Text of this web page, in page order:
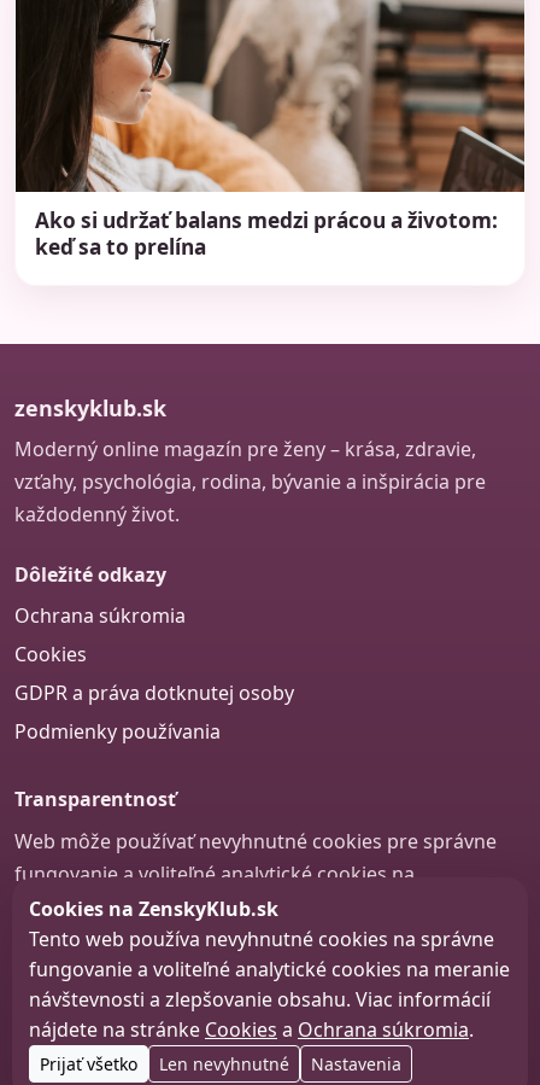
Ako si udržať balans medzi prácou a životom:
keď sa to prelína
zenskyklub.sk
Moderný online magazín pre ženy – krása, zdravie,
vzťahy, psychológia, rodina, bývanie a inšpirácia pre
každodenný život.
Dôležité odkazy
Ochrana súkromia
Cookies
GDPR a práva dotknutej osoby
Podmienky používania
Transparentnosť
Web môže používať nevyhnutné cookies pre správne
fungovanie a voliteľné analytické cookies na
zlepšovanie obsahu a používateľskej skúsenosti.
Nastavenie cookies
© 2026 zenskyklub.sk
Web design, tvorba webu a SEO –Consultee, s.r.o.
Cookies na ZenskyKlub.sk
Tento web používa nevyhnutné cookies na správne
fungovanie a voliteľné analytické cookies na meranie
návštevnosti a zlepšovanie obsahu. Viac informácií
nájdete na stránke Cookies a Ochrana súkromia.
Prijať všetko Len nevyhnutné Nastavenia